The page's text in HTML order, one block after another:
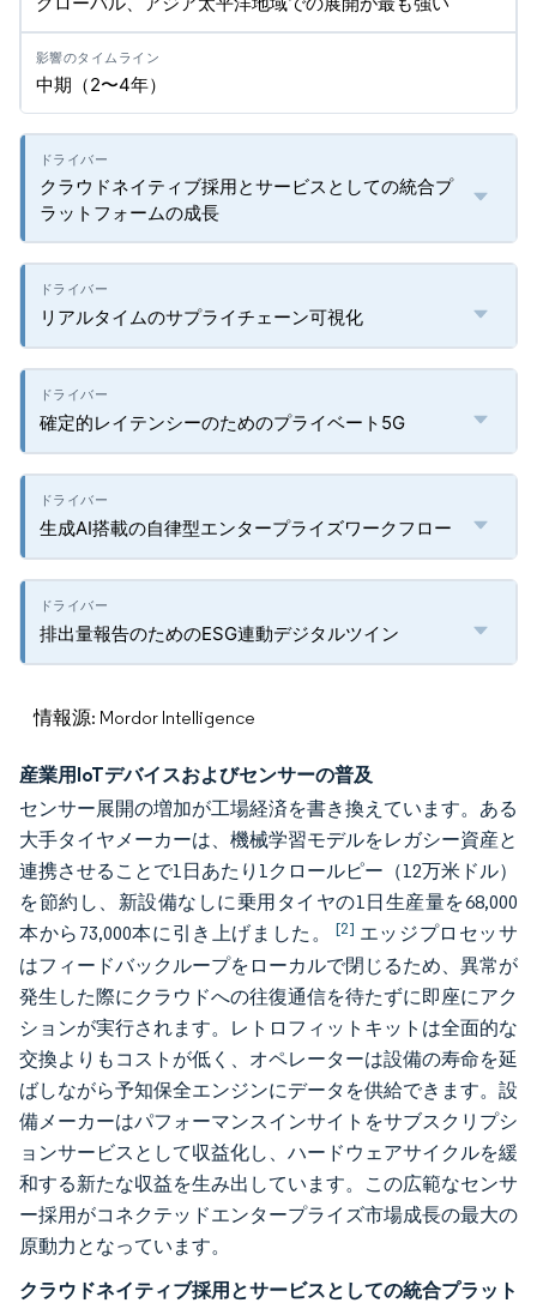
中期（2〜4年）
クラウドネイティブ採用とサービスとしての統合プ
ラットフォームの成長
リアルタイムのサプライチェーン可視化
確定的レイテンシーのためのプライベート5G
生成AI搭載の自律型エンタープライズワークフロー
排出量報告のためのESG連動デジタルツイン
情報源: Mordor Intelligence
産業用IoTデバイスおよびセンサーの普及
センサー展開の増加が工場経済を書き換えています。ある
大手タイヤメーカーは、機械学習モデルをレガシー資産と
連携させることで1日あたり1クロールピー（12万米ドル）
を節約し、新設備なしに乗用タイヤの1日生産量を68,000
本から73,000本に引き上げました。[2] エッジプロセッサ
はフィードバックループをローカルで閉じるため、異常が
発生した際にクラウドへの往復通信を待たずに即座にアク
ションが実行されます。レトロフィットキットは全面的な
交換よりもコストが低く、オペレーターは設備の寿命を延
ばしながら予知保全エンジンにデータを供給できます。設
備メーカーはパフォーマンスインサイトをサブスクリプシ
ョンサービスとして収益化し、ハードウェアサイクルを緩
和する新たな収益を生み出しています。この広範なセンサ
ー採用がコネクテッドエンタープライズ市場成長の最大の
原動力となっています。
クラウドネイティブ採用とサービスとしての統合プラット